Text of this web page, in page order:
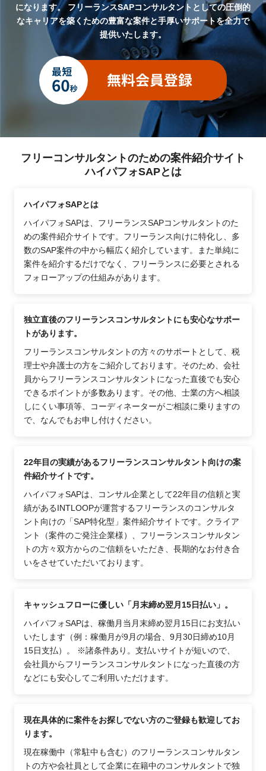
になります。フリーランスSAPコンサルタントとしての圧倒的
なキャリアを築くための豊富な案件と手厚いサポートを全力で
提供いたします。
フリーコンサルタントのための案件紹介サイト
ハイパフォSAPとは
ハイパフォSAPとは
ハイパフォSAPは、フリーランスSAPコンサルタントのた
めの案件紹介サイトです。フリーランス向けに特化し、多
数のSAP案件の中から幅広く紹介しています。また単純に
案件を紹介するだけでなく、フリーランスに必要とされる
フォローアップの仕組みがあります。
独立直後のフリーランスコンサルタントにも安心なサポー
トがあります。
フリーランスコンサルタントの方々のサポートとして、税
理士や弁護士の方をご紹介しております。そのため、会社
員からフリーランスコンサルタントになった直後でも安心
できるポイントが多数あります。その他、士業の方へ相談
しにくい事項等、コーディネーターがご相談に乗りますの
で、なんでもお申し付けください。
22年目の実績があるフリーランスコンサルタント向けの案
件紹介サイトです。
ハイパフォSAPは、コンサル企業として22年目の信頼と実
績があるINTLOOPが運営するフリーランスのコンサルタ
ント向けの「SAP特化型」案件紹介サイトです。クライア
ント（案件のご発注企業様）、フリーランスコンサルタン
トの方々双方からのご信頼をいただき、長期的なお付き合
いをさせていただいております。
キャッシュフローに優しい「月末締め翌月15日払い」。
ハイパフォSAPは、稼働月当月末締め翌月15日にお支払い
いたします（例：稼働月が9月の場合、9月30日締め10月
15日支払）。 ※諸条件あり。支払いサイトが短いので、
会社員からフリーランスコンサルタントになった直後の方
などにも安心してご利用いただけます。
現在具体的に案件をお探しでない方のご登録も歓迎してお
ります。
現在稼働中（常駐中も含む）のフリーランスコンサルタン
トの方や会社員として企業に在籍中のコンサルタントで独